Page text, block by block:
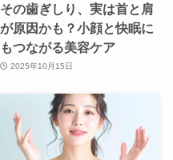
その歯ぎしり、実は首と肩
が原因かも？小顔と快眠に
もつながる美容ケア
2025年10月15日